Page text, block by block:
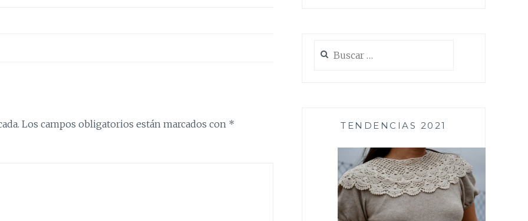
Los campos obligatorios están marcados con * TENDENCIAS 2021